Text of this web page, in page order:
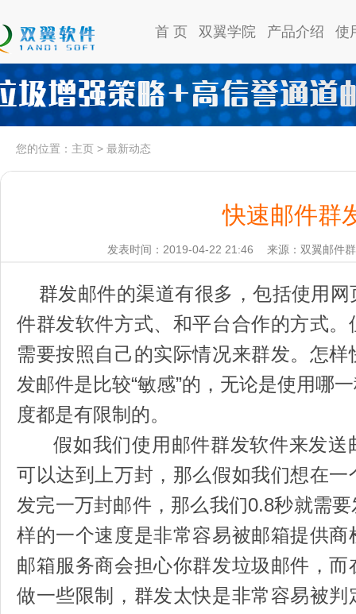
首 页 双翼学院 产品介绍 使
您的位置： 主页 > 最新动态
快速邮件群
发表时间：2019-04-22 21:46 来源：双翼邮件
群发邮件的渠道有很多，包括使用
件群发软件方式、和平台合作的方式
需要按照自己的实际情况来群发。怎
发邮件是比较“敏感”的，无论是使用哪
度都是有限制的。
假如我们使用邮件群发软件来发送
可以达到上万封，那么假如我们想在
发完一万封邮件，那么我们0.8秒就需
样的一个速度是非常容易被邮箱提供
邮箱服务商会担心你群发垃圾邮件，
做一些限制，群发太快是非常容易被